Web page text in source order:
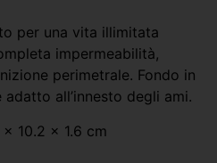
per una vita illimitata
impermeabilità,
perimetrale. Fondo in
all’innesto degli ami.
10.2 x 1.6 cm